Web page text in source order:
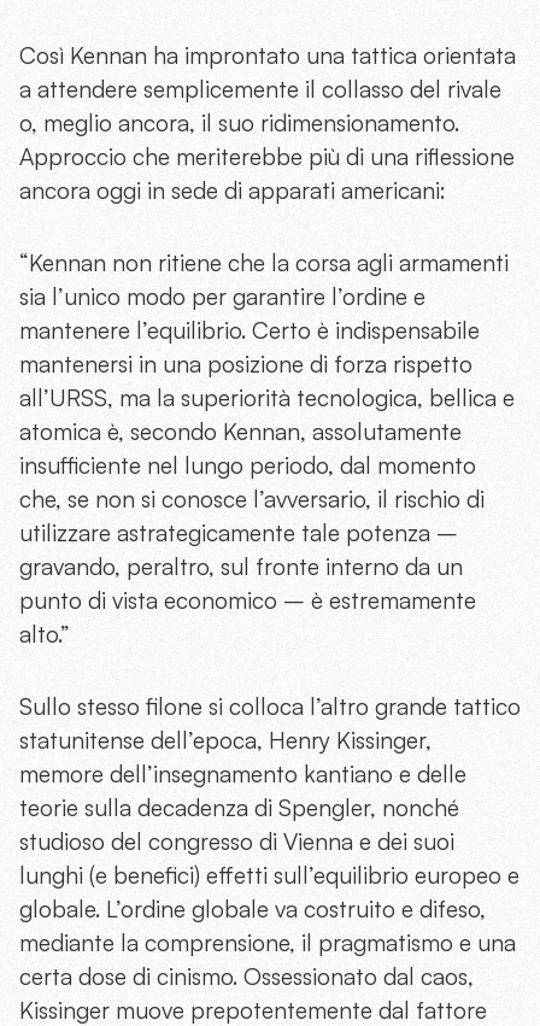
Così Kennan ha improntato una tattica orientata
a attendere semplicemente il collasso del rivale
o, meglio ancora, il suo ridimensionamento.
Approccio che meriterebbe più di una riflessione
ancora oggi in sede di apparati americani:
“Kennan non ritiene che la corsa agli armamenti
sia l’unico modo per garantire l’ordine e
mantenere l’equilibrio. Certo è indispensabile
mantenersi in una posizione di forza rispetto
all’URSS, ma la superiorità tecnologica, bellica e
atomica è, secondo Kennan, assolutamente
insufficiente nel lungo periodo, dal momento
che, se non si conosce l’avversario, il rischio di
utilizzare astrategicamente tale potenza –
gravando, peraltro, sul fronte interno da un
punto di vista economico – è estremamente
alto.”
Sullo stesso filone si colloca l’altro grande tattico
statunitense dell’epoca, Henry Kissinger,
memore dell’insegnamento kantiano e delle
teorie sulla decadenza di Spengler, nonché
studioso del congresso di Vienna e dei suoi
lunghi (e benefici) effetti sull’equilibrio europeo e
globale. L’ordine globale va costruito e difeso,
mediante la comprensione, il pragmatismo e una
certa dose di cinismo. Ossessionato dal caos,
Kissinger muove prepotentemente dal fattore